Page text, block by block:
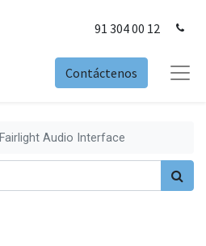
91 304 00 12
Contáctenos
Fairlight Audio Interface